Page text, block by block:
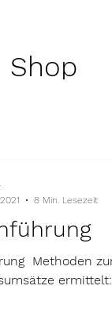
Shop
Methoden
8 Min. Lesezeit